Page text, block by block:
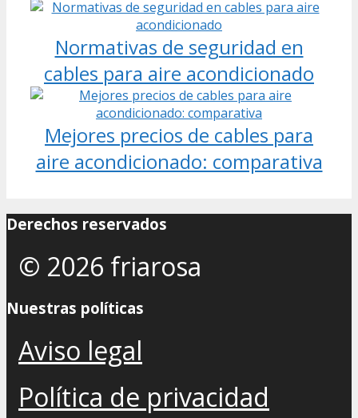
Normativas de seguridad en
cables para aire acondicionado
Mejores precios de cables para
aire acondicionado: comparativa
Derechos reservados
© 2026 friarosa
Nuestras políticas
Aviso legal
Política de privacidad